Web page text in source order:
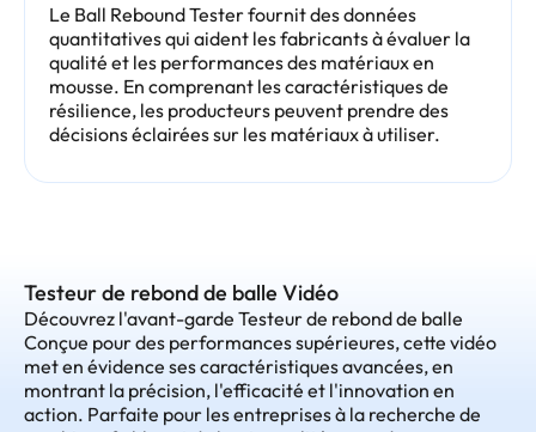
Le Ball Rebound Tester fournit des données
quantitatives qui aident les fabricants à évaluer la
qualité et les performances des matériaux en
mousse. En comprenant les caractéristiques de
résilience, les producteurs peuvent prendre des
décisions éclairées sur les matériaux à utiliser.
Testeur de rebond de balle Vidéo
Découvrez l'avant-garde Testeur de rebond de balle
Conçue pour des performances supérieures, cette vidéo
met en évidence ses caractéristiques avancées, en
montrant la précision, l'efficacité et l'innovation en
action. Parfaite pour les entreprises à la recherche de